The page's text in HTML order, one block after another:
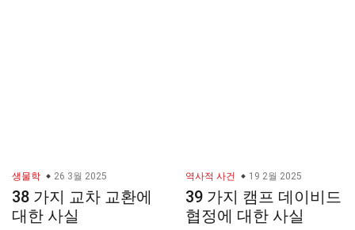
생물학 26 3월 2025
38 가지 교차 교환에
대한 사실
역사적 사건 19 2월 2025
39 가지 캠프 데이비드
협정에 대한 사실